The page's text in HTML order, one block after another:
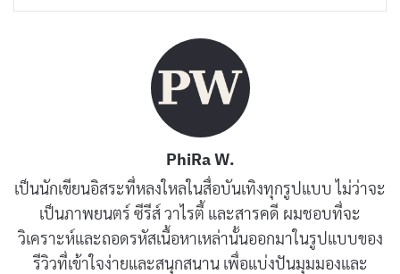
ตอนที่ 14 ต่อเนื่องจากซีซั่น 1) ชื่อ “Dawn and
Confusion” เปิดฉากด้วยการแนะนำตัวละครใหม่สองคนที่
ยามาดะ อาซาเอมง ชูเกน (Yamada
พากย์เสียงโดย
เรียวตะ ซูซูกิ (Ryōta
ยามาดะ อาซาเอมง จิคกะ (Yamada
พากย์เสียงโดยโคจิ ยูสะ (Kōji Yusa)
สองคนถูกส่งมาจาก โชกุน
เพื่อตามหาผู้รอดชีวิตจากทีมแรก
เพราะทางการรอข่าวจากเกาะชินเซนเคียวมานานเกินไป
แล้ว
PhiRa W.
เป็นนักเขียนอิสระที่หลงใหลในสื่อบันเทิงทุกรูปแบบ ไม่ว่าจะ
เป็นภาพยนตร์ ซีรีส์ วาไรตี้ และสารคดี ผมชอบที่จะ
วิเคราะห์และถอดรหัสเนื้อหาเหล่านั้นออกมาในรูปแบบของ
รีวิวที่เข้าใจง่ายและสนุกสนาน เพื่อแบ่งปันมุมมองและ